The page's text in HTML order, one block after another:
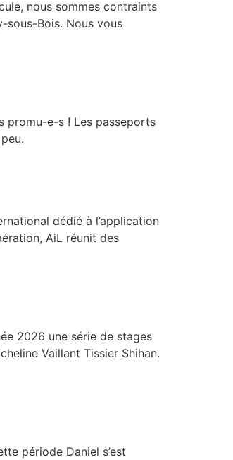
nous sommes contraints
sous-Bois. Nous vous
promu-e-s ! Les passeports
dédié à l’application
AiL réunit des
2026 une série de stages
Vaillant Tissier Shihan.
période Daniel s’est